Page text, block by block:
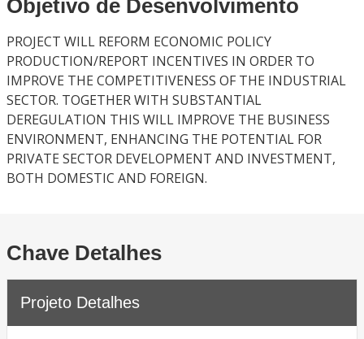
Objetivo de Desenvolvimento
PROJECT WILL REFORM ECONOMIC POLICY
PRODUCTION/REPORT INCENTIVES IN ORDER TO
IMPROVE THE COMPETITIVENESS OF THE INDUSTRIAL
SECTOR. TOGETHER WITH SUBSTANTIAL
DEREGULATION THIS WILL IMPROVE THE BUSINESS
ENVIRONMENT, ENHANCING THE POTENTIAL FOR
PRIVATE SECTOR DEVELOPMENT AND INVESTMENT,
BOTH DOMESTIC AND FOREIGN.
Chave Detalhes
Projeto Detalhes